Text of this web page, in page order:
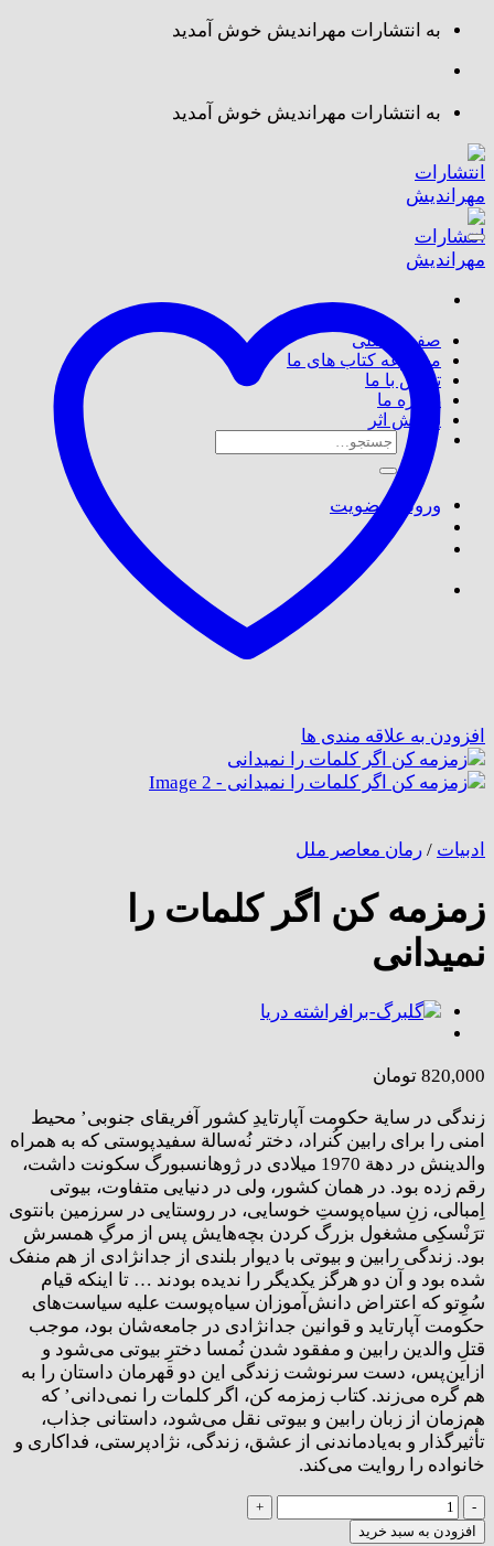
Skip
content
به انتشارات مهراندیش خوش آمدید
به انتشارات مهراندیش خوش آمدید
صفحه اصلی
مجموعه کتاب های ما
تماس با ما
درباره ما
پذیرش اثر
جستجو
برای:
ورود / عضویت
افزودن به علاقه مندی ها
ادبیات / رمان معاصر ملل
زمزمه کن اگر کلمات را
نمیدانی
820,000 تومان
زندگی در سایة حکومت آپارتایدِ کشور آفریقای جنوبی’ محیط
امنی را برای رابین کُنراد، دختر نُه‌سالة سفیدپوستی که به همراه
والدینش در دهة 1970 میلادی در ژوهانسبورگ سکونت داشت،
رقم زده بود. در همان کشور، ولی در دنیایی متفاوت، بیوتی
اِمبالی، زنِ سیاه‌پوستِ خوسایی، در روستایی در سرزمین بانتوی
ترَنْسکِی مشغول بزرگ کردن بچه‌هایش پس از مرگِ همسرش
بود. زندگی رابین و بیوتی با دیوار بلندی از جدانژادی از هم منفک
شده بود و آن دو هرگز یکدیگر را ندیده بودند … تا اینکه قیام
سُوِتو که اعتراض دانش‌آموزان سیاه‌پوست علیه سیاست‌های
حکومت آپارتاید و قوانین جدانژادی در جامعه‌شان بود، موجب
قتلِ والدین رابین و مفقود شدن نُمسا دخترِ بیوتی می‌شود و
ازاین‌پس، دست سرنوشت زندگی این دو قهرمان داستان را به
هم گره می‌زند. کتاب زمزمه کن، اگر کلمات را نمی‌دانی’ که
هم‌زمان از زبان رابین و بیوتی نقل می‌شود، داستانی جذاب،
تأثیرگذار و به‌یادماندنی از عشق، زندگی، نژادپرستی، فداکاری و
خانواده را روایت می‌کند.
زمزمه
کن
افزودن به سبد خرید